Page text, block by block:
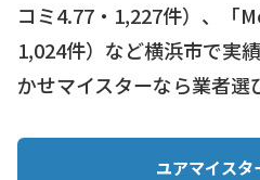
コミ4.77・1,227件）、「
1,024件）など横浜市で実
かせマイスターなら業者選
ユアマイスタ